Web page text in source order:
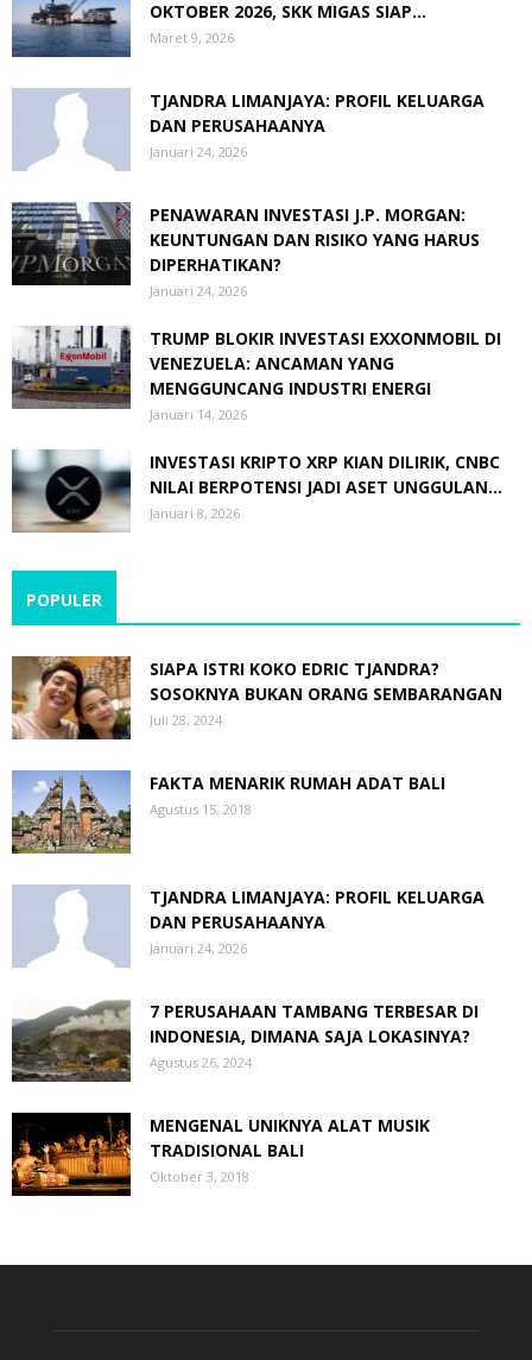
OKTOBER 2026, SKK MIGAS SIAP...
Maret 9, 2026
TJANDRA LIMANJAYA: PROFIL KELUARGA
DAN PERUSAHAANYA
Januari 24, 2026
PENAWARAN INVESTASI J.P. MORGAN:
KEUNTUNGAN DAN RISIKO YANG HARUS
DIPERHATIKAN?
Januari 24, 2026
TRUMP BLOKIR INVESTASI EXXONMOBIL DI
VENEZUELA: ANCAMAN YANG
MENGGUNCANG INDUSTRI ENERGI
Januari 14, 2026
INVESTASI KRIPTO XRP KIAN DILIRIK, CNBC
NILAI BERPOTENSI JADI ASET UNGGULAN...
Januari 8, 2026
POPULER
SIAPA ISTRI KOKO EDRIC TJANDRA?
SOSOKNYA BUKAN ORANG SEMBARANGAN
Juli 28, 2024
FAKTA MENARIK RUMAH ADAT BALI
Agustus 15, 2018
TJANDRA LIMANJAYA: PROFIL KELUARGA
DAN PERUSAHAANYA
Januari 24, 2026
7 PERUSAHAAN TAMBANG TERBESAR DI
INDONESIA, DIMANA SAJA LOKASINYA?
Agustus 26, 2024
MENGENAL UNIKNYA ALAT MUSIK
TRADISIONAL BALI
Oktober 3, 2018